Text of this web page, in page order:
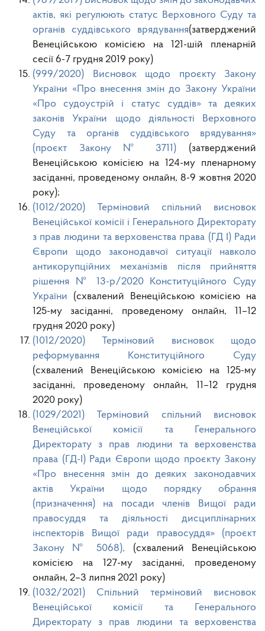
актів, які регулюють статус Верховного Суду та
органів суддівського врядування(затверджений
Венеційською комісією на 121-шій пленарній
сесії 6-7 грудня 2019 року)
(999/2020) Висновок щодо проєкту Закону
України «Про внесення змін до Закону України
«Про судоустрій і статус суддів» та деяких
законів України щодо діяльності Верховного
Суду та органів суддівського врядування»
(проєкт Закону № 3711) (затверджений
Венеційською комісією на 124-му пленарному
засіданні, проведеному онлайн, 8-9 жовтня 2020
року);
(1012/2020) Терміновий спільний висновок
Венеційської комісії і Генерального Директорату
з прав людини та верховенства права (ГД І) Ради
Європи щодо законодавчої ситуації навколо
антикорупційних механізмів після прийняття
рішення № 13-р/2020 Конституційного Суду
України (схвалений Венеційською комісією на
125-му засіданні, проведеному онлайн, 11–12
грудня 2020 року)
(1012/2020) Терміновий висновок щодо
реформування Конституційного Суду
(схвалений Венеційською комісією на 125-му
засіданні, проведеному онлайн, 11–12 грудня
2020 року)
(1029/2021) Терміновий спільний висновок
Венеційської комісії та Генерального
Директорату з прав людини та верховенства
права (ГД-І) Ради Європи щодо проєкту Закону
«Про внесення змін до деяких законодавчих
актів України щодо порядку обрання
(призначення) на посади членів Вищої ради
правосуддя та діяльності дисциплінарних
інспекторів Вищої ради правосуддя» (проєкт
Закону № 5068), (схвалений Венеційською
комісією на 127-му засіданні, проведеному
онлайн, 2–3 липня 2021 року)
(1032/2021) Спільний терміновий висновок
Венеційської комісії та Генерального
Директорату з прав людини та верховенства